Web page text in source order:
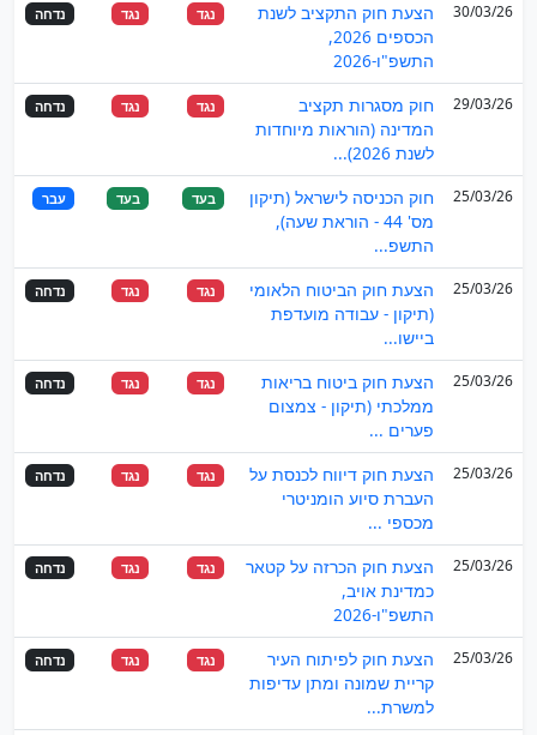
30/03/26
הצעת חוק התקציב לשנת
הכספים 2026,
התשפ"ו-2026
נגד נגד נדחה
29/03/26
חוק מסגרות תקציב
המדינה (הוראות מיוחדות
לשנת 2026)...
נגד נגד נדחה
25/03/26
חוק הכניסה לישראל (תיקון
מס' 44 - הוראת שעה),
התשפ...
בעד בעד עבר
25/03/26
הצעת חוק הביטוח הלאומי
(תיקון - עבודה מועדפת
ביישו...
נגד נגד נדחה
25/03/26
הצעת חוק ביטוח בריאות
ממלכתי (תיקון - צמצום
פערים ...
נגד נגד נדחה
25/03/26
הצעת חוק דיווח לכנסת על
העברת סיוע הומניטרי
מכספי ...
נגד נגד נדחה
25/03/26
הצעת חוק הכרזה על קטאר
כמדינת אויב,
התשפ"ו-2026
נגד נגד נדחה
25/03/26
הצעת חוק לפיתוח העיר
קריית שמונה ומתן עדיפות
למשרת...
נגד נגד נדחה